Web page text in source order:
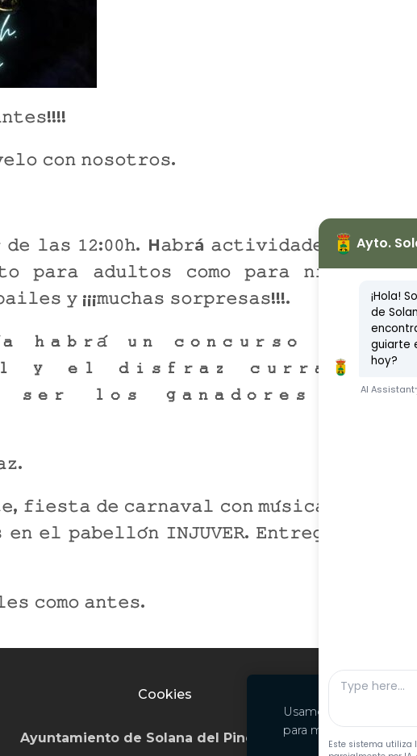
𝚌𝚘𝚗 𝚗𝚘𝚜𝚘𝚝𝚛𝚘𝚜.
𝚕𝚊𝚜 𝟷𝟸:𝟶𝟶𝚑. H𝚊𝚋𝚛á 𝚊𝚌𝚝𝚒𝚟𝚒𝚍𝚊𝚍𝚎𝚜 𝚎𝚗
𝚙𝚊𝚛𝚊 𝚊𝚍𝚞𝚕𝚝𝚘𝚜 𝚌𝚘𝚖𝚘 𝚙𝚊𝚛𝚊 𝚗𝚒𝚗̃𝚘𝚜.
𝚢 ¡¡¡𝚖𝚞𝚌𝚑𝚊𝚜 𝚜𝚘𝚛𝚙𝚛𝚎𝚜𝚊𝚜!!!.
𝚑𝚊𝚋𝚛𝚊́ 𝚞𝚗 𝚌𝚘𝚗𝚌𝚞𝚛𝚜𝚘 𝚍𝚎𝚕
𝚢 𝚎𝚕 𝚍𝚒𝚜𝚏𝚛𝚊𝚣 𝚌𝚞𝚛𝚛𝚊𝚍𝚘,
𝚜𝚎𝚛 𝚕𝚘𝚜 𝚐𝚊𝚗𝚊𝚍𝚘𝚛𝚎𝚜 𝚜𝚎
𝚏𝚒𝚎𝚜𝚝𝚊 𝚍𝚎 𝚌𝚊𝚛𝚗𝚊𝚟𝚊𝚕 𝚌𝚘𝚗 𝚖𝚞́𝚜𝚒𝚌𝚊 🎶 𝚢
𝚎𝚕 𝚙𝚊𝚋𝚎𝚕𝚕𝚘́𝚗 𝙸𝙽𝙹𝚄𝚅𝙴𝚁. 𝙴𝚗𝚝𝚛𝚎𝚐𝚊 𝚍𝚎
𝚌𝚘𝚖𝚘 𝚊𝚗𝚝𝚎𝚜.
Cookies
Ayuntamiento de Solana del Pino 022
Usamos cookies para
para mejorar tu